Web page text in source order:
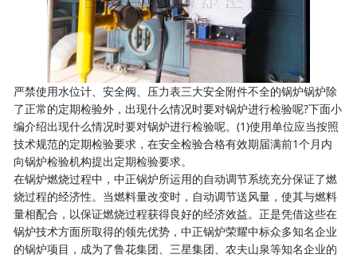
严禁使用水位计、安全阀、压力表三大安全附件不全的锅炉锅炉除
了正常的定期检验外，出现什么情况时要对锅炉进行检验呢?下面小
编介绍出现什么情况时要对锅炉进行检验呢。(1)使用单位应当按照
技术规范的定期检验要求，在安全检验合格有效期届满前1个月内
向锅炉检验机构提出定期检验要求。
在锅炉燃烧过程中，中正锅炉所运用的自动调节系统充分保证了燃
烧过程的经济性。当燃料量改变时，自动调节送风量，使其与燃料
量相配合，以保证燃烧过程获得良好的经济效益。正是凭借这些在
锅炉技术方面所取得的领先优势，中正锅炉荣耀中标众多知名企业
的锅炉项目，成为了鲁花集团、三星集团、农夫山泉等知名企业的